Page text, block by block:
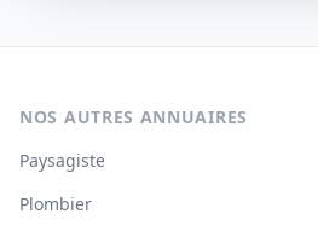
NOS AUTRES ANNUAIRES
Paysagiste
Plombier